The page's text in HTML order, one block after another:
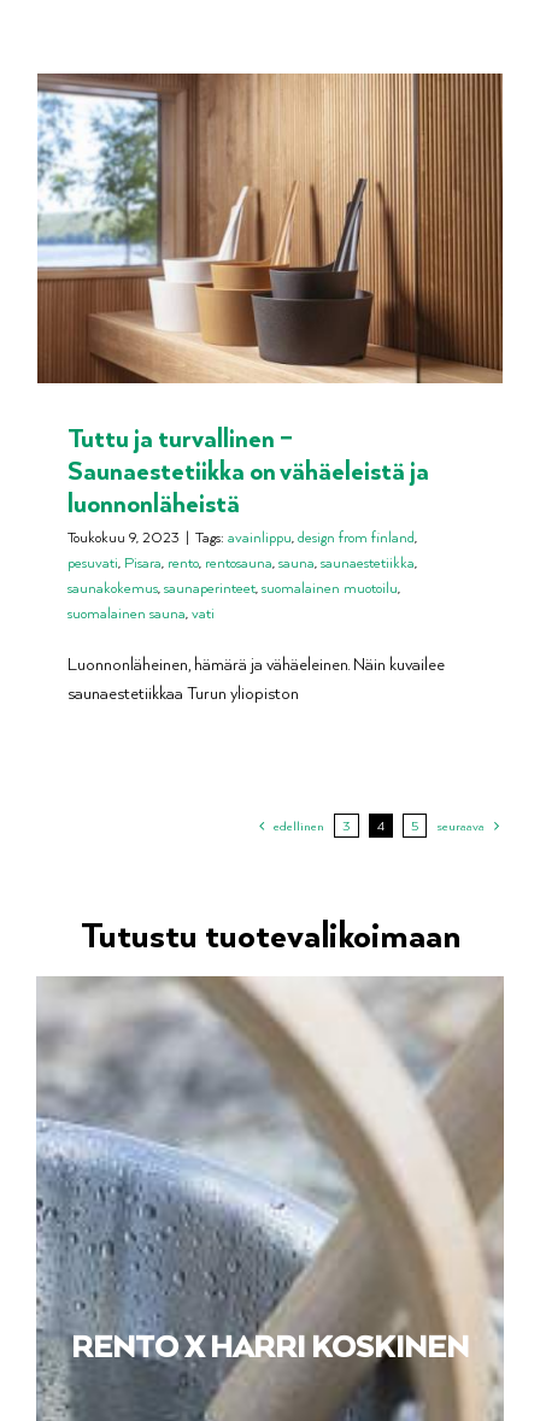
Tuttu ja turvallinen –
Saunaestetiikka on vähäeleistä ja
luonnonläheistä
Toukokuu 9, 2023 | Tags: avainlippu,design from finland,
pesuvati, Pisara, rento, rentosauna,sauna,saunaestetiikka,
saunakokemus,saunaperinteet,suomalainen muotoilu,
suomalainen sauna,vati
Luonnonläheinen, hämärä ja vähäeleinen. Näin kuvailee
saunaestetiikkaa Turun yliopiston
edellinen 3 4 5 seuraava
Tutustu tuotevalikoimaan
RENTO X HARRI KOSKINEN